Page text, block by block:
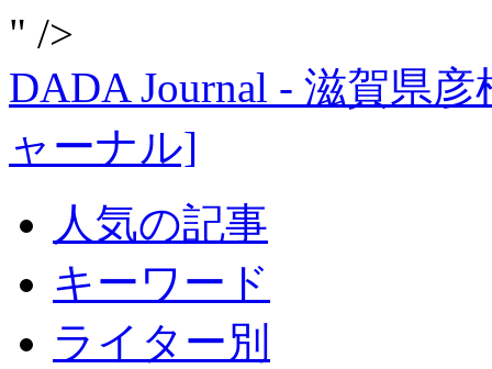
" />
DADA Journal - 滋賀県
ャーナル]
人気の記事
キーワード
ライター別